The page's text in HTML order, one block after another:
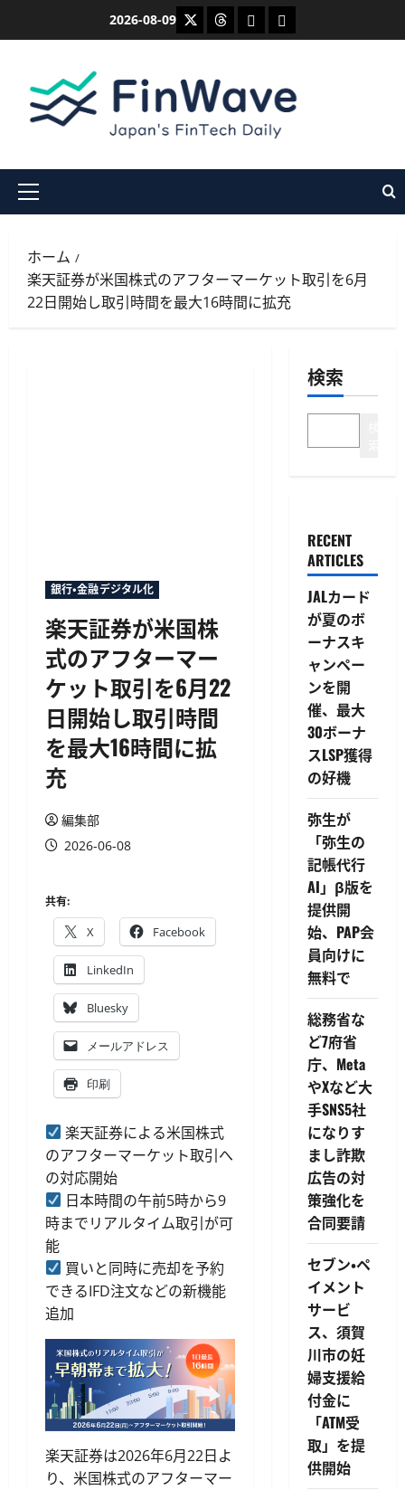
2026-08-09 X ThreadsBlueskyMastodon
メ
メ
ニ
ュ
ホーム
楽天証券が米国株式のアフターマーケット取引を6月
22日開始し取引時間を最大16時間に拡充
銀行・金融デジタル化
楽天証券が米国株
式のアフターマー
ケット取引を6月22
日開始し取引時間
を最大16時間に拡
充
編集部
2026-06-08
共有:
X Facebook
LinkedIn
Bluesky
メールアドレス
印刷
楽天証券による米国株式
のアフターマーケット取引へ
の対応開始
日本時間の午前5時から9
時までリアルタイム取引が可
能
買いと同時に売却を予約
できるIFD注文などの新機能
追加
楽天証券は2026年6月22日よ
り、米国株式のアフターマー
検索
RECENT
ARTICLES
JALカード
が夏のボ
ーナスキ
ャンペー
ンを開
催、最大
30ボーナ
スLSP獲得
の好機
弥生が
「弥生の
記帳代行
AI」β版を
提供開
始、PAP会
員向けに
無料で
総務省な
ど7府省
庁、Meta
やXなど大
手SNS5社
になりす
まし詐欺
広告の対
策強化を
合同要請
セブン・ペ
イメント
サービ
ス、須賀
川市の妊
婦支援給
付金に
「ATM受
取」を提
供開始